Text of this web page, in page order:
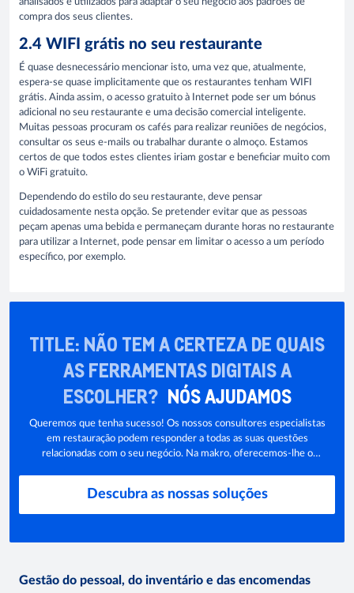
analisados e utilizados para adaptar o seu negócio aos padrões de
compra dos seus clientes.
2.4 WIFI grátis no seu restaurante
É quase desnecessário mencionar isto, uma vez que, atualmente,
espera-se quase implicitamente que os restaurantes tenham WIFI
grátis. Ainda assim, o acesso gratuito à Internet pode ser um bónus
adicional no seu restaurante e uma decisão comercial inteligente.
Muitas pessoas procuram os cafés para realizar reuniões de negócios,
consultar os seus e-mails ou trabalhar durante o almoço. Estamos
certos de que todos estes clientes iriam gostar e beneficiar muito com
o WiFi gratuito.
Dependendo do estilo do seu restaurante, deve pensar
cuidadosamente nesta opção. Se pretender evitar que as pessoas
peçam apenas uma bebida e permaneçam durante horas no restaurante
para utilizar a Internet, pode pensar em limitar o acesso a um período
específico, por exemplo.
TITLE: NÃO TEM A CERTEZA DE QUAIS
AS FERRAMENTAS DIGITAIS A
ESCOLHER? NÓS AJUDAMOS
Queremos que tenha sucesso! Os nossos consultores especialistas
em restauração podem responder a todas as suas questões
relacionadas com o seu negócio. Na makro, oferecemos-lhe o
Descubra as nossas soluções
Gestão do pessoal, do inventário e das encomendas